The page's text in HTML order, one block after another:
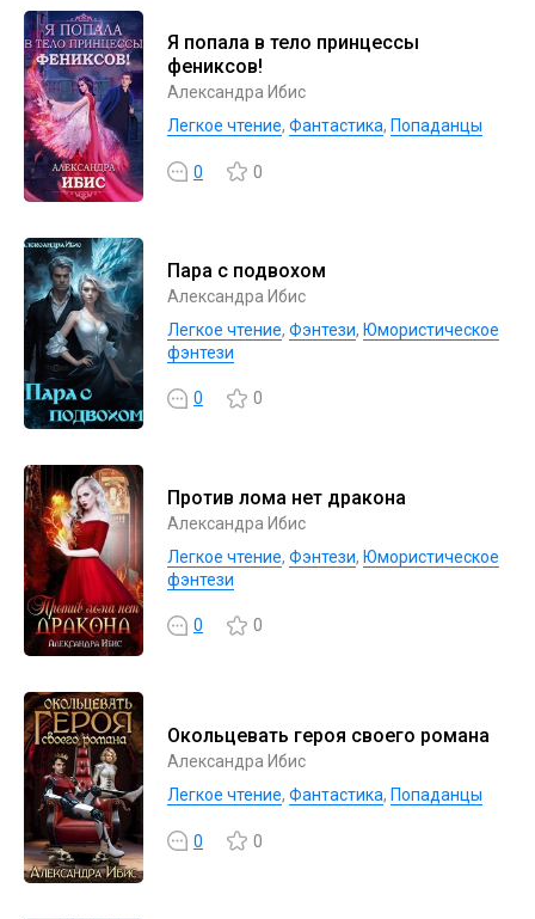
Я попала в тело принцессы
фениксов!
Александра Ибис
Легкое чтение, Фантастика, Попаданцы
0 0
Пара с подвохом
Александра Ибис
Легкое чтение, Фэнтези, Юмористическое
фэнтези
0 0
Против лома нет дракона
Александра Ибис
Легкое чтение, Фэнтези, Юмористическое
фэнтези
0 0
Окольцевать героя своего романа
Александра Ибис
Легкое чтение, Фантастика, Попаданцы
0 0